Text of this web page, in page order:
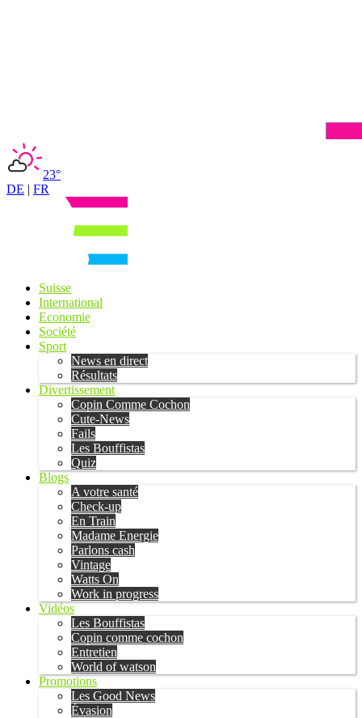
23°
DE | FR
Suisse
International
Economie
Société
Sport
News en direct
Résultats
Divertissement
Copin Comme Cochon
Cute-News
Fails
Les Bouffistas
Quiz
Blogs
A votre santé
Check-up
En Train
Madame Energie
Parlons cash
Vintage
Watts On
Work in progress
Vidéos
Les Bouffistas
Copin comme cochon
Entretien
World of watson
Promotions
Les Good News
Évasion